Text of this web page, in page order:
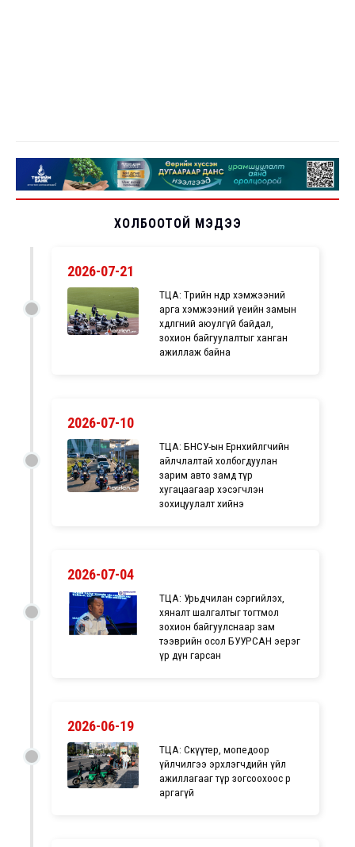
ХОЛБООТОЙ МЭДЭЭ
2026-07-21
ТЦА: Төрийн өндөр хэмжээний
арга хэмжээний үеийн замын
хөдөлгөөний аюулгүй байдал,
зохион байгуулалтыг ханган
ажиллаж байна
2026-07-10
ТЦА: БНСУ-ын Ерөнхийлөгчийн
айлчлалтай холбогдуулан
зарим авто замд түр
хугацаагаар хэсэгчлэн
зохицуулалт хийнэ
2026-07-04
ТЦА: Урьдчилан сэргийлэх,
хяналт шалгалтыг тогтмол
зохион байгуулснаар зам
тээврийн осол БУУРСАН эерэг
үр дүн гарсан
2026-06-19
ТЦА: Скүүтер, мопедоор
үйлчилгээ эрхлэгчдийн үйл
ажиллагааг түр зогсоохоос өөр
аргагүй